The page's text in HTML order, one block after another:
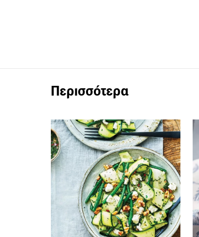
Περισσότερα